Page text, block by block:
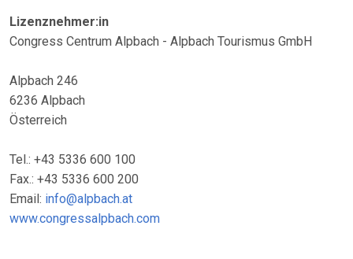
Lizenznehmer:in
Congress Centrum Alpbach - Alpbach Tourismus GmbH
Alpbach 246
6236 Alpbach
Österreich
Tel.: +43 5336 600 100
Fax.: +43 5336 600 200
Email: info@alpbach.at
www.congressalpbach.com